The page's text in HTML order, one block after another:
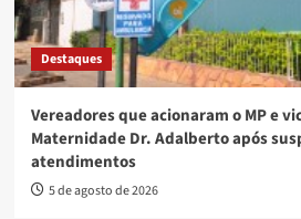
Destaques
Vereadores que acionaram o MP e
Maternidade Dr. Adalberto após
atendimentos
5 de agosto de 2026